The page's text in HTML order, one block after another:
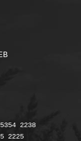
2238
2225